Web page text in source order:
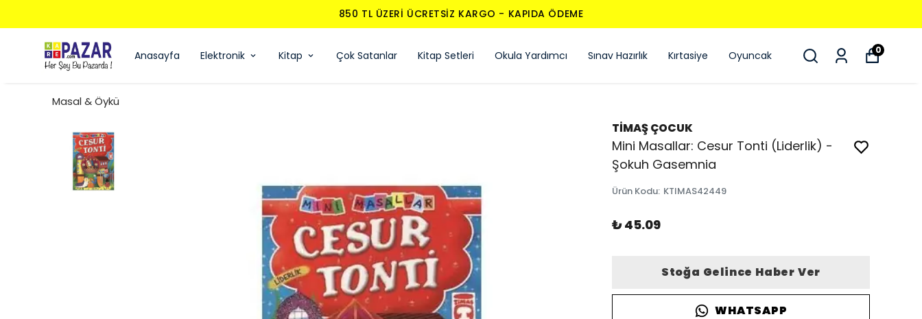
850 TL ÜZERI ÜCRETSIZ KARGO - KAPIDA ÖDEME
Anasayfa Elektronik Kitap Çok Satanlar Kitap Setleri Okula Yardımcı Sınav Hazırlık Kırtasiye Oyuncak 0
Masal & Öykü
TİMAŞ ÇOCUK
Mini Masallar: Cesur Tonti (Liderlik) -
Şokuh Gasemnia
Ürün Kodu: KTIMAS42449
₺ 45.09
Stoğa Gelince Haber Ver
WHATSAPP